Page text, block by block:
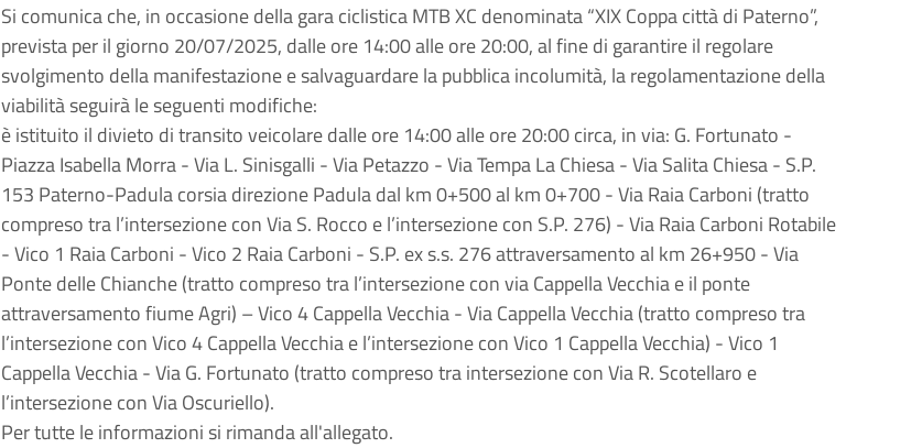
Si comunica che, in occasione della gara ciclistica MTB XC denominata “XIX Coppa città di Paterno”,
prevista per il giorno 20/07/2025, dalle ore 14:00 alle ore 20:00, al fine di garantire il regolare
svolgimento della manifestazione e salvaguardare la pubblica incolumità, la regolamentazione della
viabilità seguirà le seguenti modifiche:
è istituito il divieto di transito veicolare dalle ore 14:00 alle ore 20:00 circa, in via: G. Fortunato -
Piazza Isabella Morra - Via L. Sinisgalli - Via Petazzo - Via Tempa La Chiesa - Via Salita Chiesa - S.P.
153 Paterno-Padula corsia direzione Padula dal km 0+500 al km 0+700 - Via Raia Carboni (tratto
compreso tra l’intersezione con Via S. Rocco e l’intersezione con S.P. 276) - Via Raia Carboni Rotabile
- Vico 1 Raia Carboni - Vico 2 Raia Carboni - S.P. ex s.s. 276 attraversamento al km 26+950 - Via
Ponte delle Chianche (tratto compreso tra l’intersezione con via Cappella Vecchia e il ponte
attraversamento fiume Agri) – Vico 4 Cappella Vecchia - Via Cappella Vecchia (tratto compreso tra
l’intersezione con Vico 4 Cappella Vecchia e l’intersezione con Vico 1 Cappella Vecchia) - Vico 1
Cappella Vecchia - Via G. Fortunato (tratto compreso tra intersezione con Via R. Scotellaro e
l’intersezione con Via Oscuriello).
Per tutte le informazioni si rimanda all'allegato.